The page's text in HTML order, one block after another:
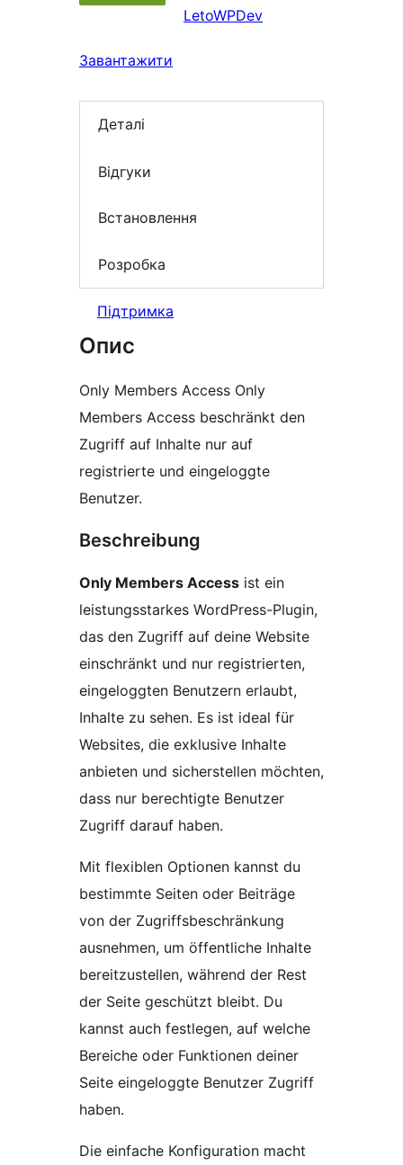
LetoWPDev
Завантажити
Деталі
Відгуки
Встановлення
Розробка
Підтримка
Опис
Only Members Access Only
Members Access beschränkt den
Zugriff auf Inhalte nur auf
registrierte und eingeloggte
Benutzer.
Beschreibung
Only Members Access ist ein
leistungsstarkes WordPress-Plugin,
das den Zugriff auf deine Website
einschränkt und nur registrierten,
eingeloggten Benutzern erlaubt,
Inhalte zu sehen. Es ist ideal für
Websites, die exklusive Inhalte
anbieten und sicherstellen möchten,
dass nur berechtigte Benutzer
Zugriff darauf haben.
Mit flexiblen Optionen kannst du
bestimmte Seiten oder Beiträge
von der Zugriffsbeschränkung
ausnehmen, um öffentliche Inhalte
bereitzustellen, während der Rest
der Seite geschützt bleibt. Du
kannst auch festlegen, auf welche
Bereiche oder Funktionen deiner
Seite eingeloggte Benutzer Zugriff
haben.
Die einfache Konfiguration macht